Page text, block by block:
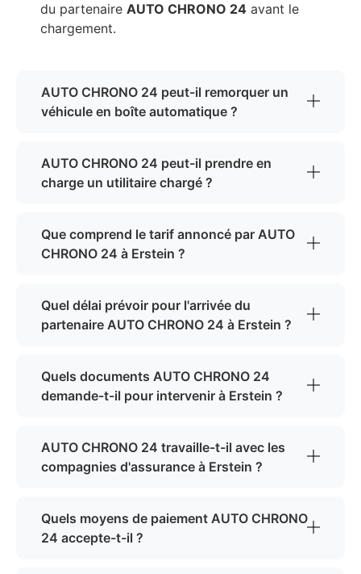
du partenaire AUTO CHRONO 24 avant le
chargement.
AUTO CHRONO 24 peut-il remorquer un
véhicule en boîte automatique ?
AUTO CHRONO 24 peut-il prendre en
charge un utilitaire chargé ?
Que comprend le tarif annoncé par AUTO
CHRONO 24 à Erstein ?
Quel délai prévoir pour l'arrivée du
partenaire AUTO CHRONO 24 à Erstein ?
Quels documents AUTO CHRONO 24
demande-t-il pour intervenir à Erstein ?
AUTO CHRONO 24 travaille-t-il avec les
compagnies d'assurance à Erstein ?
Quels moyens de paiement AUTO CHRONO
24 accepte-t-il ?